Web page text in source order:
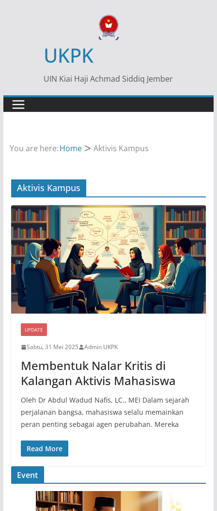
UKPK
UIN Kiai Haji Achmad Siddiq Jember
You are here:Home Aktivis Kampus
Aktivis Kampus
UPDATE
Sabtu, 31 Mei 2025 Admin UKPK
Membentuk Nalar Kritis di
Kalangan Aktivis Mahasiswa
Oleh Dr Abdul Wadud Nafis, LC., MEI Dalam sejarah
perjalanan bangsa, mahasiswa selalu memainkan
peran penting sebagai agen perubahan. Mereka
Read More
Event